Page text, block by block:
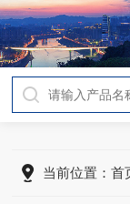
当前位置：首